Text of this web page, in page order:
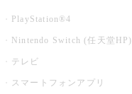
PlayStation®4
Nintendo Switch (任天堂HP)
テレビ
スマートフォンアプリ